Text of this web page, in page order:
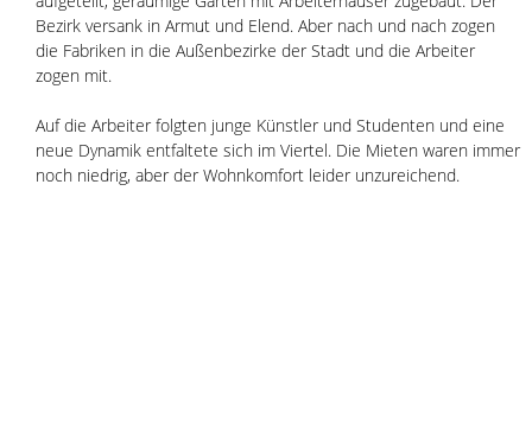
Bezirk versank in Armut und Elend. Aber nach und nach zogen
die Fabriken in die Außenbezirke der Stadt und die Arbeiter
zogen mit.
Auf die Arbeiter folgten junge Künstler und Studenten und eine
neue Dynamik entfaltete sich im Viertel. Die Mieten waren immer
noch niedrig, aber der Wohnkomfort leider unzureichend.